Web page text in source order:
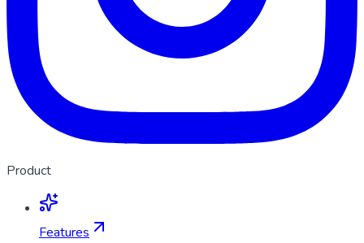
Product
Features